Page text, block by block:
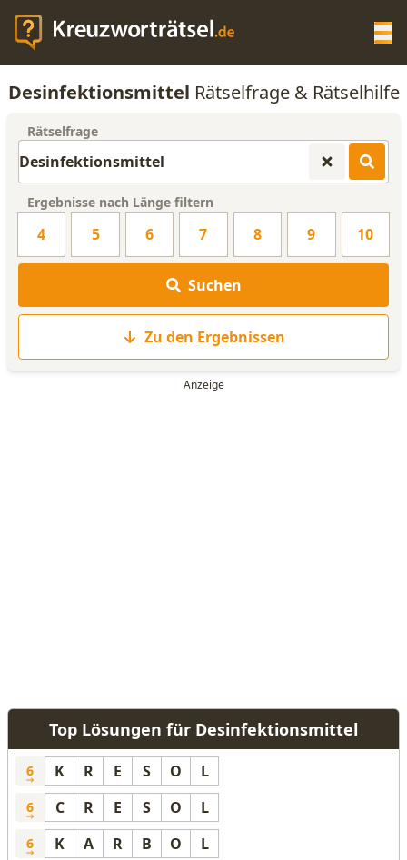
KREUZWORTRÄTSEL-HILFE
WORTLISTE
Desinfektionsmittel Rätselfrage & Rätselhilfe
Rätselfrage
Ergebnisse nach Länge filtern
4 5 6 7 8 9 10
Suchen
Zu den Ergebnissen
Top Lösungen für Desinfektionsmittel
6 K R E S O L
6 C R E S O L
6 K A R B O L